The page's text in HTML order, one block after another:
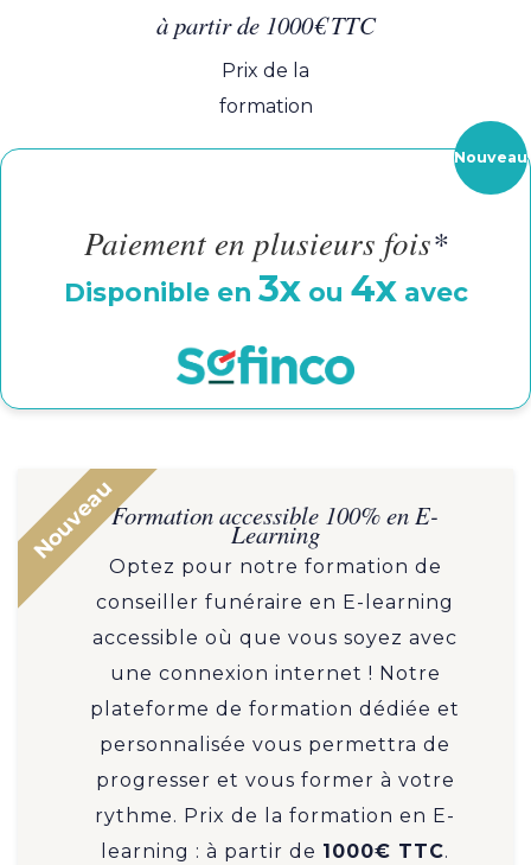
à partir de 1000€ TTC
Prix de la
formation
Nouveau
Paiement en plusieurs fois*
Disponible en 3xou 4xavec
NouveauFormation accessible 100% en E-
Learning
Optez pour notre formation de
conseiller funéraire en E-learning
accessible où que vous soyez avec
une connexion internet ! Notre
plateforme de formation dédiée et
personnalisée vous permettra de
progresser et vous former à votre
rythme. Prix de la formation en E-
learning : à partir de 1000€ TTC.